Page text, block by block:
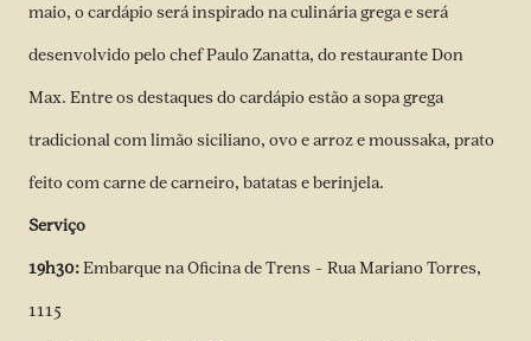
maio, o cardápio será inspirado na culinária grega e será
desenvolvido pelo chef Paulo Zanatta, do restaurante Don
Max. Entre os destaques do cardápio estão a sopa grega
tradicional com limão siciliano, ovo e arroz e moussaka, prato
feito com carne de carneiro, batatas e berinjela.
Serviço
19h30:Embarque na Oficina de Trens – Rua Mariano Torres,
1115